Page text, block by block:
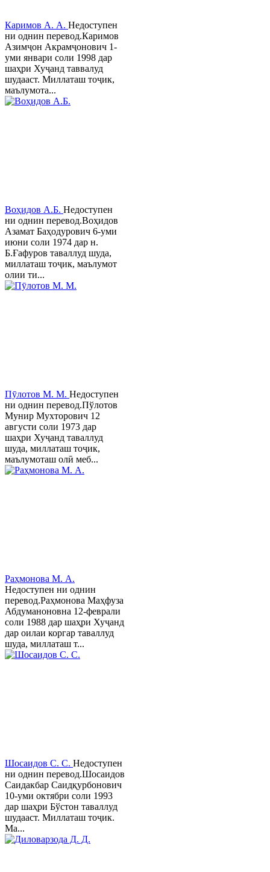
Каримов А. А. Недоступен
ни однин перевод.Каримов
Азимҷон Акрамҷонович 1-
уми январи соли 1998 дар
шаҳри Хуҷанд таввалуд
шудааст. Миллаташ тоҷик,
маълумота...
Воҳидов А.Б. Недоступен
ни однин перевод.Воҳидов
Азамат Баҳодурович 6-уми
июни соли 1974 дар н.
Б.Ғафуров таваллуд шуда,
миллаташ тоҷик, маълумот
олии ти...
Пӯлотов М. М. Недоступен
ни однин перевод.Пўлотов
Мунир Мухторович 12
августи соли 1973 дар
шаҳри Хуҷанд таваллуд
шуда, миллаташ тоҷик,
маълумоташ олӣ меб...
Раҳмонова М. А.
Недоступен ни однин
перевод.Раҳмонова Маҳфуза
Абдуманоновна 12-феврали
соли 1988 дар шаҳри Хуҷанд
дар оилаи коргар таваллуд
шуда, миллаташ т...
Шосаидов С. С. Недоступен
ни однин перевод.Шосаидов
Саидакбар Саидқурбонович
10-уми октябри соли 1993
дар шаҳри Бўстон таваллуд
шудааст. Миллаташ тоҷик.
Ма...